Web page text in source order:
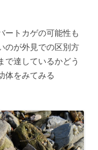
ートカゲの可能性も
のが外見での区別方
で達しているかどう
体をみてみる